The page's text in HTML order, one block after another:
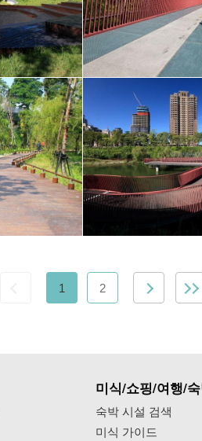
1 2
미식/쇼핑/여행/
숙박 시설 검색
미식 가이드